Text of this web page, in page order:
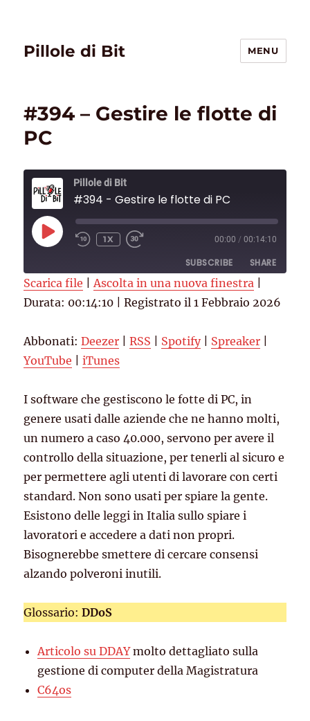
Pillole di Bit MENU
#394 – Gestire le flotte di
PC
Pillole di Bit
#394 - Gestire le flotte di PC
PLAY
EPISODE
1X 00:00 / 00:14:10
SUBSCRIBE SHARE
Deezer RSS
YouTube iTunes
RSS FEED
SHARE
EMBED
Scarica file |Ascolta in una nuova finestra
Durata: 00:14:10 |Registrato il 1 Febbraio 2026
Abbonati:Deezer |RSS Spotify| Spreaker
YouTube |iTunes
I software che gestiscono le fotte di PC, in
genere usati dalle aziende che ne hanno molti,
un numero a caso 40.000, servono per avere il
controllo della situazione, per tenerli al sicuro e
per permettere agli utenti di lavorare con certi
standard. Non sono usati per spiare la gente.
Esistono delle leggi in Italia sullo spiare i
lavoratori e accedere a dati non propri.
Bisognerebbe smettere di cercare consensi
alzando polveroni inutili.
Glossario:DDoS
Articolo su DDAYmolto dettagliato sulla
gestione di computer della Magistratura
C64os